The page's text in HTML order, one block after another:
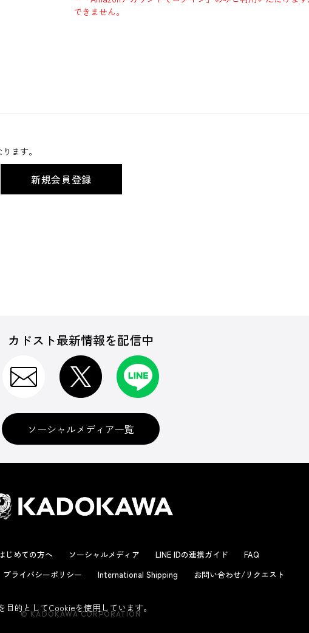
できません。
ます。
カドスト最新情報を配信中
ソーシャルメディア一覧
じめての方へ ソーシャルメディア LINE IDの連携ガイド
FAQ
プライバシーポリシー International Shipping お問い合わせ/リクエスト
© KADOKAWA CORPORATION
的としてCookieを使用しています。